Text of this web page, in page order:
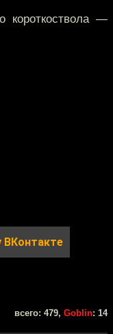
—
ВКонтакте
всего: 479, Goblin: 14